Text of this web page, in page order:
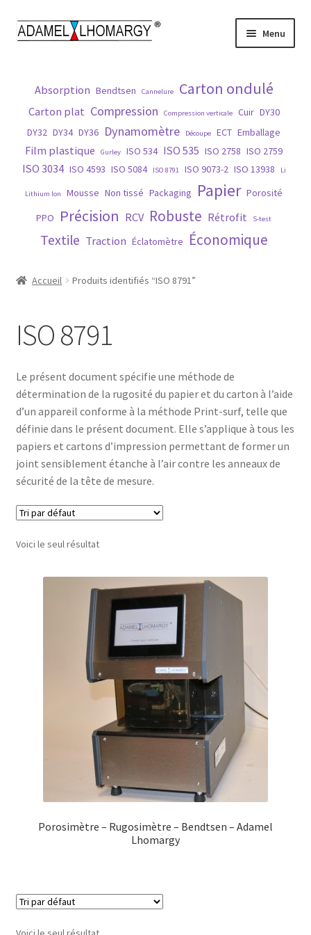
Aller
à
Aller
au
Menu
Histoire
Matières
Normes
Réparation
Absorption Bendtsen Cannelure Carton ondulé
Carton plat Compression Compression verticale Cuir DY30
DY32 DY34 DY36 Dynamomètre Découpe ECT Emballage
Film plastique Gurley ISO 534 ISO 535 ISO 2758 ISO 2759
ISO 3034 ISO 4593 ISO 5084 ISO 8791 ISO 9073-2 ISO 13938 Li
Lithium Ion Mousse Non tissé Packaging Papier Porosité
PPO
Précision RCV Robuste Rétrofit S-test
Textile Traction Éclatomètre Économique
Accueil Produits identifiés “ISO 8791”
ISO 8791
Le présent document spécifie une méthode de
détermination de la rugosité du papier et du carton à l’aide
d’un appareil conforme à la méthode Print-surf, telle que
définie dans le présent document. Elle s’applique à tous les
papiers et cartons d’impression permettant de former un
joint sensiblement étanche à l’air contre les anneaux de
sécurité de la tête de mesure.
Voici le seul résultat
Porosimètre – Rugosimètre – Bendtsen – Adamel
Lhomargy